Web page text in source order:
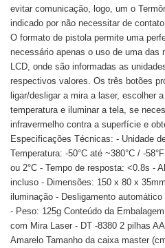
evitar comunicação, logo, um o
indicado por não necessitar de
O formato de pistola permite uma
necessário apenas o uso de uma das
LCD, onde são informadas as
respectivos valores. Os três botões
ligar/desligar a mira a laser, escolher
temperatura e iluminar a tela, se
infravermelho contra a superfície e
Especificações Técnicas: - Unidade
Temperatura: -50°C até ~380°C / -
ou 2°C - Tempo de resposta: <0.8s -
incluso - Dimensões: 150 x 80 x
iluminação - Desligamento
- Peso: 125g Conteúdo da
com Mira Laser - DT -8380 2 pilhas
Amarelo Tamanho da caixa master